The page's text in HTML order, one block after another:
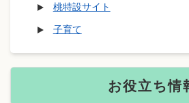
桃特設サイト
子育て
お役立ち情